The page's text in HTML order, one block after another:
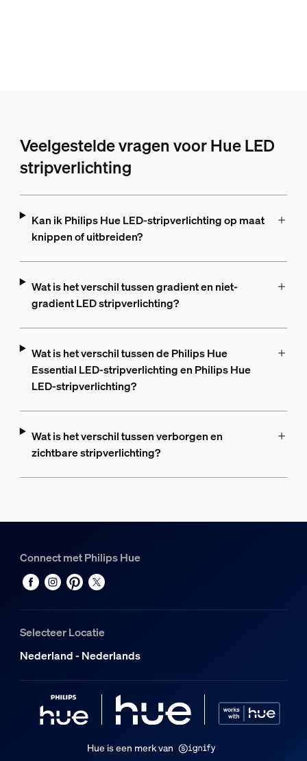
Veelgestelde vragen voor Hue LED
stripverlichting
Kan ik Philips Hue LED-stripverlichting op maat
knippen of uitbreiden?
Wat is het verschil tussen gradient en niet-
gradient LED stripverlichting?
Wat is het verschil tussen de Philips Hue
Essential LED-stripverlichting en Philips Hue
LED-stripverlichting?
Wat is het verschil tussen verborgen en
zichtbare stripverlichting?
Connect met Philips Hue
Selecteer Locatie
Nederland - Nederlands
Hue is een merk van